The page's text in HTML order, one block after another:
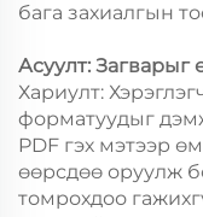
бага захиалгын
Асуулт: Загварыг
Хариулт:
форматуудыг
PDF гэх мэтээр
өөрсдөө оруулж
томрохдоо